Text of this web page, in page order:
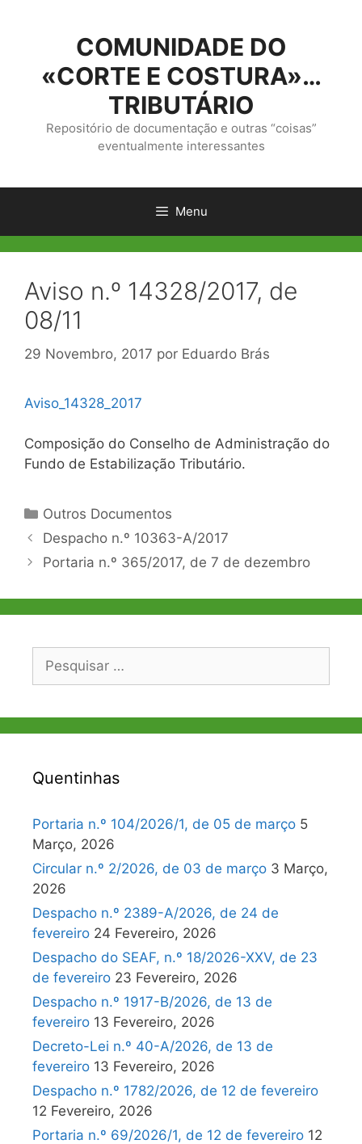
conteúdo
COMUNIDADE DO
«CORTE E COSTURA»…
TRIBUTÁRIO
Repositório de documentação e outras “coisas”
eventualmente interessantes
Menu
Aviso n.º 14328/2017, de
08/11
29 Novembro, 2017 por Eduardo Brás
Aviso_14328_2017
Composição do Conselho de Administração do
Fundo de Estabilização Tributário.
Categorias
Outros Documentos
Navegação
de
Despacho n.º 10363-A/2017
Portaria n.º 365/2017, de 7 de dezembro
Pesquisar
Quentinhas
Portaria n.º 104/2026/1, de 05 de março 5
Março, 2026
Circular n.º 2/2026, de 03 de março 3 Março,
2026
Despacho n.º 2389-A/2026, de 24 de
fevereiro 24 Fevereiro, 2026
Despacho do SEAF, n.º 18/2026-XXV, de 23
de fevereiro 23 Fevereiro, 2026
Despacho n.º 1917-B/2026, de 13 de
fevereiro 13 Fevereiro, 2026
Decreto-Lei n.º 40-A/2026, de 13 de
fevereiro 13 Fevereiro, 2026
Despacho n.º 1782/2026, de 12 de fevereiro
12 Fevereiro, 2026
Portaria n.º 69/2026/1, de 12 de fevereiro 12